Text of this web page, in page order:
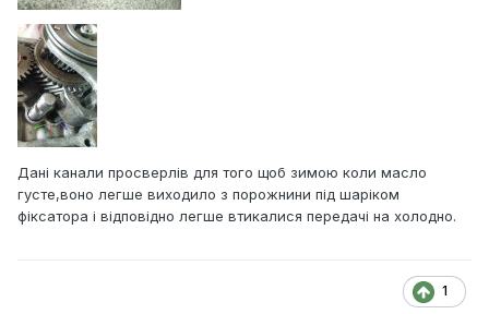
Дані канали просверлів для того щоб зимою коли масло
густе,воно легше виходило з порожнини під шаріком
фіксатора і відповідно легше втикалися передачі на холодно.
1